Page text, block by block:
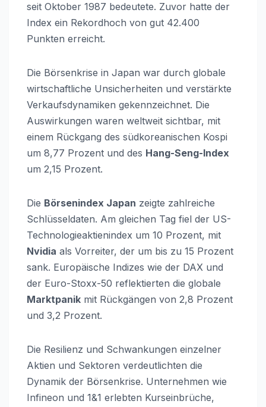
seit Oktober 1987 bedeutete. Zuvor hatte der
Index ein Rekordhoch von gut 42.400
Punkten erreicht.
Die Börsenkrise in Japan war durch globale
wirtschaftliche Unsicherheiten und verstärkte
Verkaufsdynamiken gekennzeichnet. Die
Auswirkungen waren weltweit sichtbar, mit
einem Rückgang des südkoreanischen Kospi
um 8,77 Prozent und des Hang-Seng-Index
um 2,15 Prozent.
Die Börsenindex Japan zeigte zahlreiche
Schlüsseldaten. Am gleichen Tag fiel der US-
Technologieaktienindex um 10 Prozent, mit
Nvidia als Vorreiter, der um bis zu 15 Prozent
sank. Europäische Indizes wie der DAX und
der Euro-Stoxx-50 reflektierten die globale
Marktpanik mit Rückgängen von 2,8 Prozent
und 3,2 Prozent.
Die Resilienz und Schwankungen einzelner
Aktien und Sektoren verdeutlichten die
Dynamik der Börsenkrise. Unternehmen wie
Infineon und 1&1 erlebten Kurseinbrüche,